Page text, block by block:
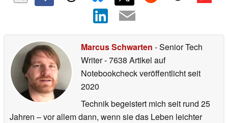
Marcus Schwarten - Senior Tech
Writer- 7638 Artikel auf
Notebookcheck veröffentlichtseit
2020
Technik begeistert mich seit rund 25
Jahren – vor allem dann, wenn sie das Leben leichter